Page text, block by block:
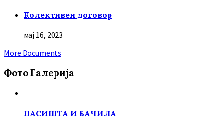
Колективен договор
мај 16, 2023
More Documents
Фото Галерија
ПАСИШТА И БАЧИЛА